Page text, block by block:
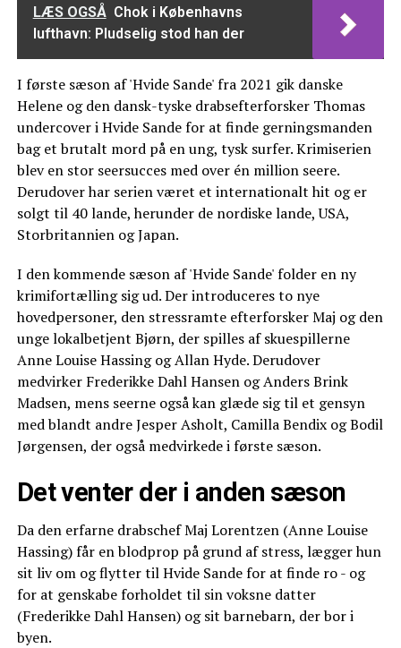
LÆS OGSÅ Chok i Københavns
lufthavn: Pludselig stod han der
I første sæson af 'Hvide Sande' fra 2021 gik danske
Helene og den dansk-tyske drabsefterforsker Thomas
undercover i Hvide Sande for at finde gerningsmanden
bag et brutalt mord på en ung, tysk surfer. Krimiserien
blev en stor seersucces med over én million seere.
Derudover har serien været et internationalt hit og er
solgt til 40 lande, herunder de nordiske lande, USA,
Storbritannien og Japan.
I den kommende sæson af 'Hvide Sande' folder en ny
krimifortælling sig ud. Der introduceres to nye
hovedpersoner, den stressramte efterforsker Maj og den
unge lokalbetjent Bjørn, der spilles af skuespillerne
Anne Louise Hassing og Allan Hyde. Derudover
medvirker Frederikke Dahl Hansen og Anders Brink
Madsen, mens seerne også kan glæde sig til et gensyn
med blandt andre Jesper Asholt, Camilla Bendix og Bodil
Jørgensen, der også medvirkede i første sæson.
Det venter der i anden sæson
Da den erfarne drabschef Maj Lorentzen (Anne Louise
Hassing) får en blodprop på grund af stress, lægger hun
sit liv om og flytter til Hvide Sande for at finde ro - og
for at genskabe forholdet til sin voksne datter
(Frederikke Dahl Hansen) og sit barnebarn, der bor i
byen.